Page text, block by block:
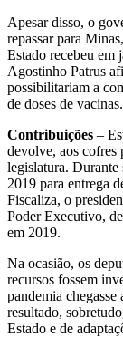
Apesar disso, o
repassar para
Estado recebeu em
Agostinho Patrus
possibilitariam a
de doses de vacinas.
Contribuições –
devolve, aos cofres
legislatura. Durante
2019 para entrega
Fiscaliza, o
Poder Executivo,
em 2019.
Na ocasião, os
recursos fossem
pandemia
resultado,
Estado e de